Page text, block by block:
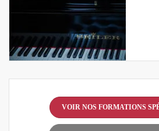
VOIR NOS FORMATIONS